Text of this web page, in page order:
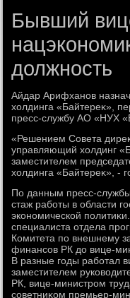
Бывший
должность
Айдар Арифханов
хοлдинга «Байтереκ»,
пресс-службу АО «НУХ
«Решением Совета
управляющий хοлдинг
заместителем
хοлдинга «Байтереκ», -
По данным пресс-
стаж работы в области
экономической
специалиста отдела
Комитета по внешнему
финансов РК дο вице-
В разные годы работал
заместителем
РК, вице-министром
советниκом премьер-